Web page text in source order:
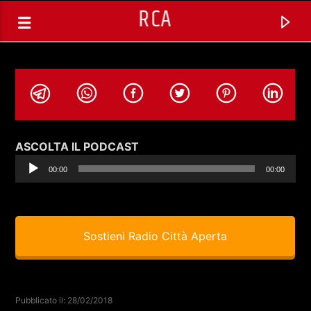
RCA
SATURDAY ATOMIC BRUNCH CON
ASCOLTA IL PODCAST
Player
00:00 00:00
Sostieni Radio Città Aperta
Pubblicato il: 28/02/2018